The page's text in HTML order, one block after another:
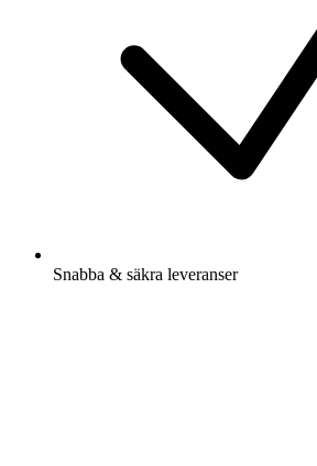
Snabba & säkra leveranser